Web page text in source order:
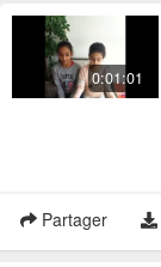
0:01:01
Partager